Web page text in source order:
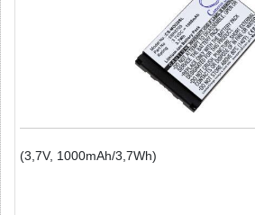
(3,7V, 1000mAh/3,7Wh)